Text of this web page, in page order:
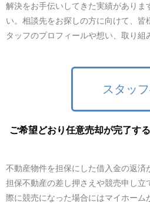
解決をお手伝いしてきた実績がありま
い。相談先をお探しの方に向けて、皆
タッフのプロフィールや想い、取り組
スタッ
ご希望どおり任意売却が完了す
不動産物件を担保にした借入金の返済
担保不動産の差し押さえや競売申し立
際に競売になった場合にはマイホーム